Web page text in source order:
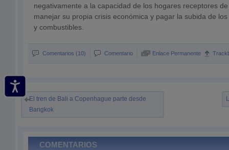
negativamente a la capacidad de los hogares receptores
manejar su propia crisis económica y pagar la subida de
y combustibles.
Comentarios (10) Comentario Enlace Permanente
El tren de Bali a Copenhague parte desde
Bangkok
COMENTARIOS